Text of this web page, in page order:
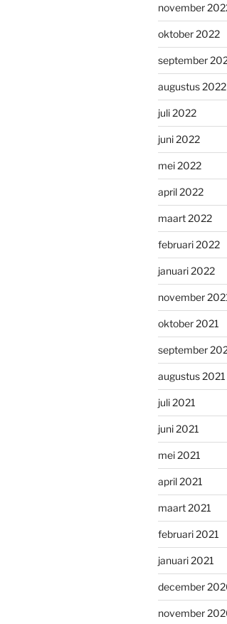
november
oktober 2022
september
augustus 2022
juli 2022
juni 2022
mei 2022
april 2022
maart 2022
februari 2022
januari 2022
november
oktober 2021
september
augustus 2021
juli 2021
juni 2021
mei 2021
april 2021
maart 2021
februari 2021
januari 2021
december
november